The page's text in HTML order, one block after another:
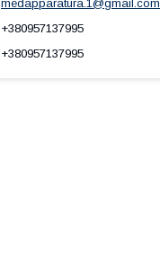
medapparatura.1@gmail.com
+380957137995
+380957137995